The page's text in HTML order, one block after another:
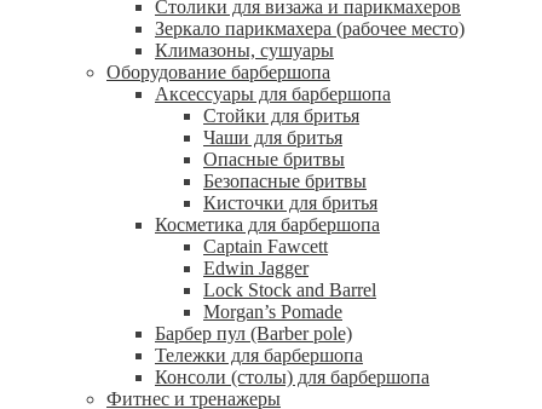
Столики для визажа и парикмахеров
Зеркало парикмахера (рабочее место)
Климазоны, сушуары
Оборудование барбершопа
Аксессуары для барбершопа
Стойки для бритья
Чаши для бритья
Опасные бритвы
Безопасные бритвы
Кисточки для бритья
Косметика для барбершопа
Captain Fawcett
Edwin Jagger
Lock Stock and Barrel
Morgan’s Pomade
Барбер пул (Barber pole)
Тележки для барбершопа
Консоли (столы) для барбершопа
Фитнес и тренажеры